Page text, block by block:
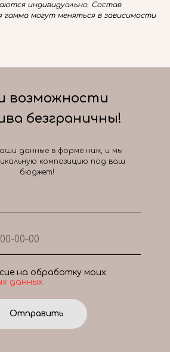
индивидуально. Состав
гамма могут меняться в зависимости
на обработку моих
данных
Отправить
возможности
безграничны!
данные в форме ниж, и мы
композицию под ваш
бюджет!